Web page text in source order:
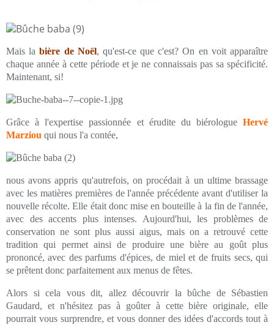
Mais labière de Noël, qu'est-ce que c'est? On en voit apparaître
chaque année à cette période et je ne connaissais pas sa spécificité.
Maintenant, si!
Grâce à l'expertise passionnée et érudite du biérologue Hervé
Marziou qui nous l'a contée,
nous avons appris qu'autrefois, on procédait à un ultime brassage
avec les matières premières de l'année précédente avant d'utiliser la
nouvelle récolte. Elle était donc mise en bouteille à la fin de l'année,
avec des accents plus intenses. Aujourd'hui, les problèmes de
conservation ne sont plus aussi aigus, mais on a retrouvé cette
tradition qui permet ainsi de produire une bière au goût plus
prononcé, avec des parfums d'épices, de miel et de fruits secs, qui
se prêtent donc parfaitement aux menus de fêtes.
Alors si cela vous dit, allez découvrir la bûche de Sébastien
Gaudard, et n'hésitez pas à goûter à cette bière originale, elle
pourrait vous surprendre, et vous donner des idées d'accords tout à